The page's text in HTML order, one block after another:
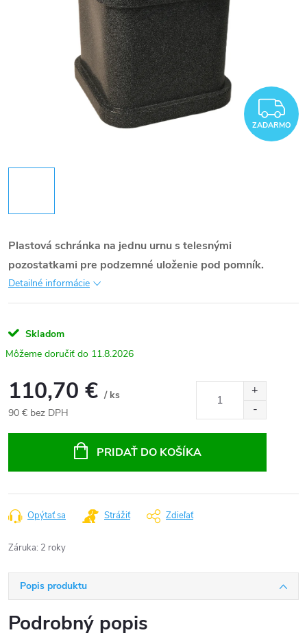
ZADARMO
Plastová schránka na jednu urnu s telesnými
pozostatkami pre podzemné uloženie pod pomník.
Detailné informácie
Skladom
11.8.2026
110,70 € / ks
90 € bez DPH
PRIDAŤ DO KOŠÍKA
Opýtať sa Strážiť Zdieľať
Záruka: 2 roky
Popis produktu
Podrobný popis